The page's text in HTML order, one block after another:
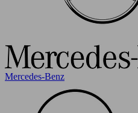
Mercedes-Benz